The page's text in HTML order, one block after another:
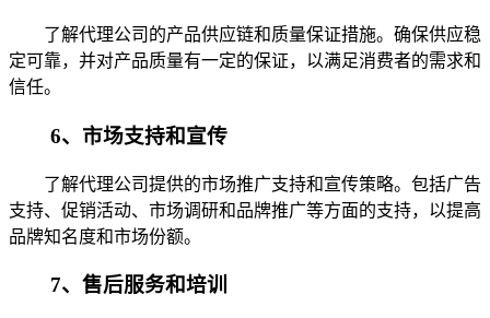
了解代理公司的产品供应链和质量保证措施。确保供应稳
定可靠，并对产品质量有一定的保证，以满足消费者的需求和
信任。
6、市场支持和宣传
了解代理公司提供的市场推广支持和宣传策略。包括广告
支持、促销活动、市场调研和品牌推广等方面的支持，以提高
品牌知名度和市场份额。
7、售后服务和培训